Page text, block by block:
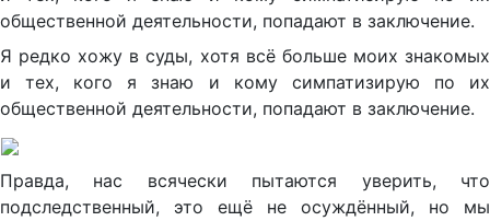
общественной деятельности, попадают в заключение.
Я редко хожу в суды, хотя всё больше моих знакомых
и тех, кого я знаю и кому симпатизирую по их
общественной деятельности, попадают в заключение.
Правда, нас всячески пытаются уверить, что
подследственный, это ещё не осуждённый, но мы